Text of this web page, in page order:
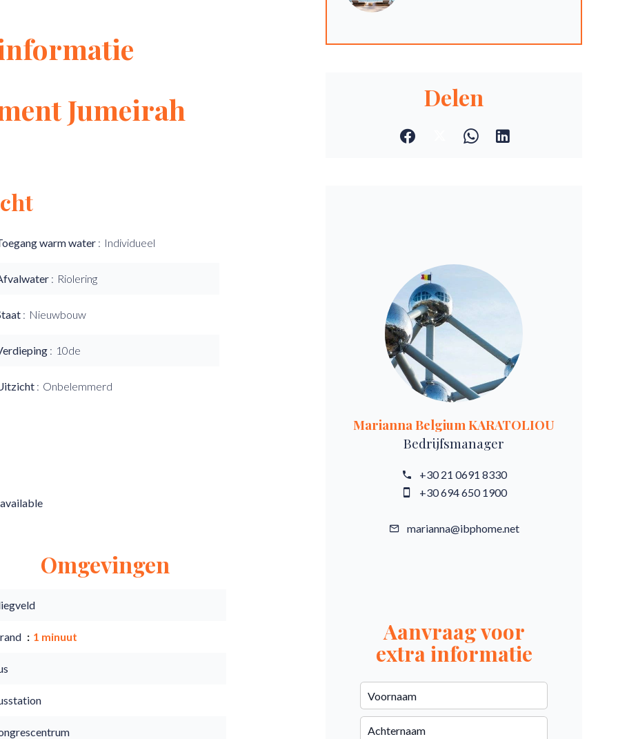
Jumeirah
warm water Individueel
Riolering
Nieuwbouw
10de
Onbelemmerd
Omgevingen
1 minuut
Delen
Marianna Belgium KARATOLIOU
Bedrijfsmanager
+30 21 0691 8330
+30 694 650 1900
marianna@ibphome.net
Aanvraag voor
extra informatie